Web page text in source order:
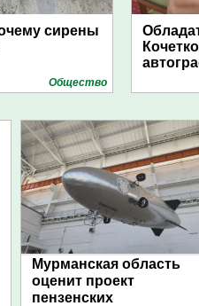
сирены
Общество
Мурманская область
оценит проект
пензенских